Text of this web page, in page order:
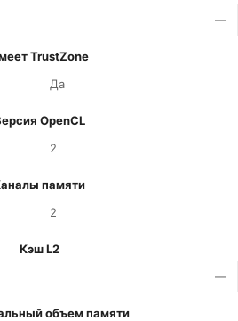
—
TrustZone
Да
OpenCL
2
памяти
2
Кэш L2
—
объем памяти